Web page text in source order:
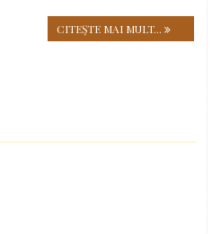
CITEŞTE MAI MULT...